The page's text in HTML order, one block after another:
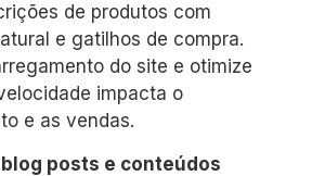
de produtos com
e gatilhos de compra.
do site e otimize
impacta o
e as vendas.
posts e conteúdos